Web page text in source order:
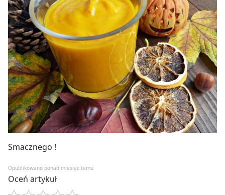
Smacznego !
Opublikowano ponad miesiąc temu
Oceń artykuł